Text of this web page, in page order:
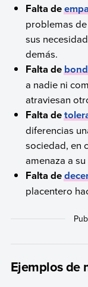
Falta de
problemas
sus
demás.
Falta de
a nadie ni
atraviesan
Falta de
diferencias
sociedad, en
amenaza a
Falta de
placentero
Ejemplos de